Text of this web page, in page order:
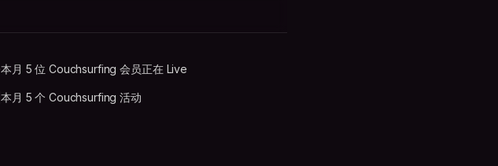
本月 5 位 Couchsurfing 会员正在 Live
本月 5 个 Couchsurfing 活动